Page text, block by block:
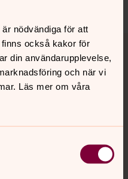
nödvändiga för att
också kakor för
din användarupplevelse,
och när vi
Läs mer om våra